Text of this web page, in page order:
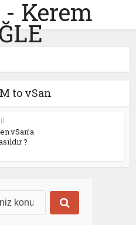
Kerem
to vSan
vSan’a
?